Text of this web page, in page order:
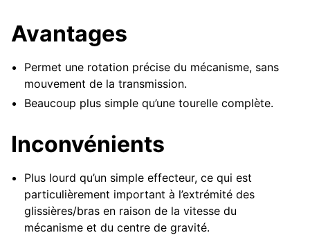
navigation of Composants Matériels
navigation of Mécanismes communs
navigation of Transmission de puissance
Avantages
Permet une rotation précise du mécanisme, sans
mouvement de la transmission.
Beaucoup plus simple qu’une tourelle complète.
Inconvénients
Plus lourd qu’un simple effecteur, ce qui est
particulièrement important à l’extrémité des
glissières/bras en raison de la vitesse du
mécanisme et du centre de gravité.